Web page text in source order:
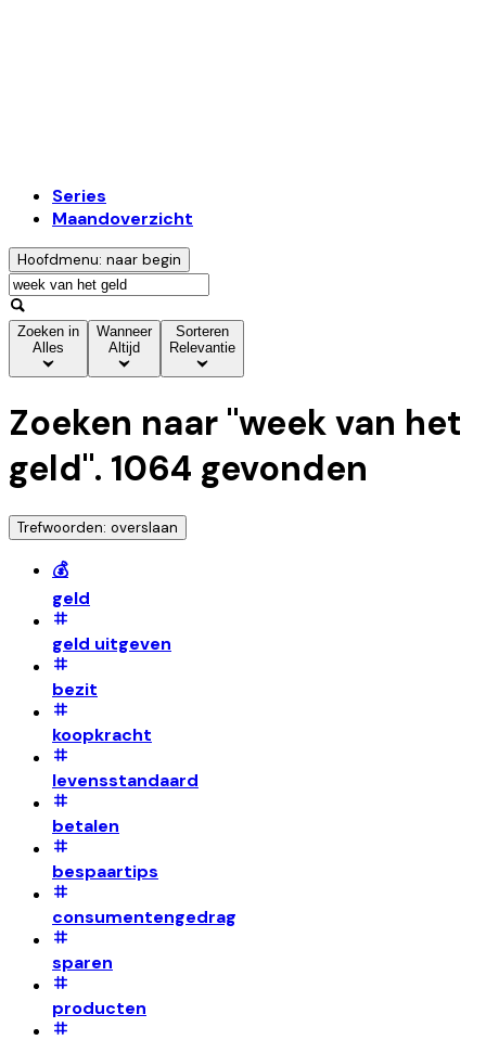
Series
Maandoverzicht
Hoofdmenu: naar begin
Zoeken in
Alles
Wanneer
Altijd
Sorteren
Relevantie
Zoeken naar "week van het
geld". 1064 gevonden
Trefwoorden: overslaan
💰
geld
geld uitgeven
bezit
koopkracht
levensstandaard
betalen
bespaartips
consumentengedrag
sparen
producten